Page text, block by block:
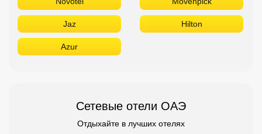
Jaz Hilton
Azur
Сетевые отели ОАЭ
Отдыхайте в лучших отелях